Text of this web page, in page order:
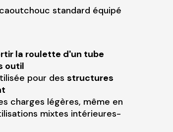
standard équipé
la roulette d'un tube
outil
pour des structures
charges légères, même en
mixtes intérieures-